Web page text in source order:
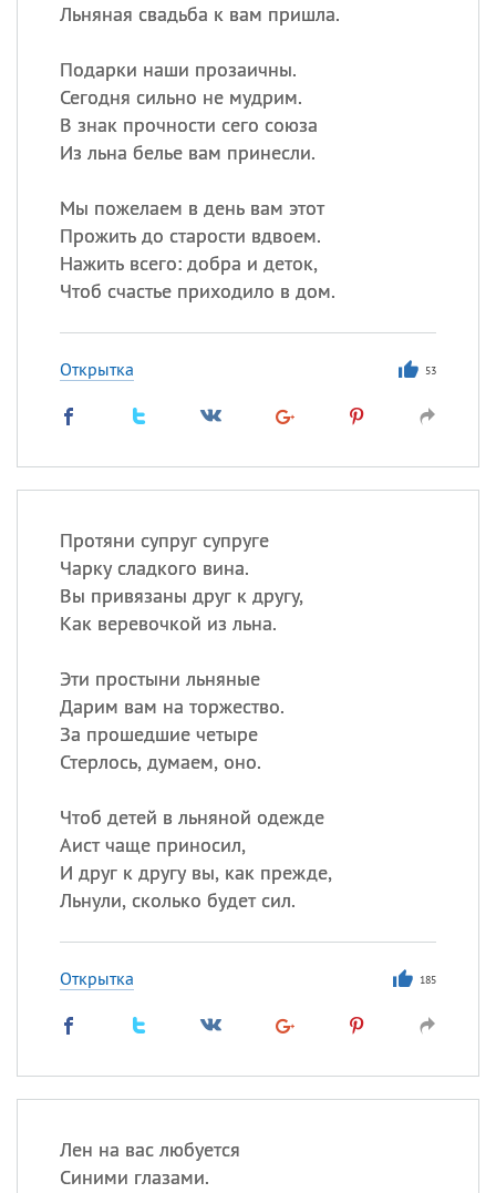
Льняная свадьба к вам пришла.
Подарки наши прозаичны.
Сегодня сильно не мудрим.
В знак прочности сего союза
Из льна белье вам принесли.
Мы пожелаем в день вам этот
Прожить до старости вдвоем.
Нажить всего: добра и деток,
Чтоб счастье приходило в дом.
Открытка 53
Протяни супруг супруге
Чарку сладкого вина.
Вы привязаны друг к другу,
Как веревочкой из льна.
Эти простыни льняные
Дарим вам на торжество.
За прошедшие четыре
Стерлось, думаем, оно.
Чтоб детей в льняной одежде
Аист чаще приносил,
И друг к другу вы, как прежде,
Льнули, сколько будет сил.
Открытка 185
Лен на вас любуется
Синими глазами.